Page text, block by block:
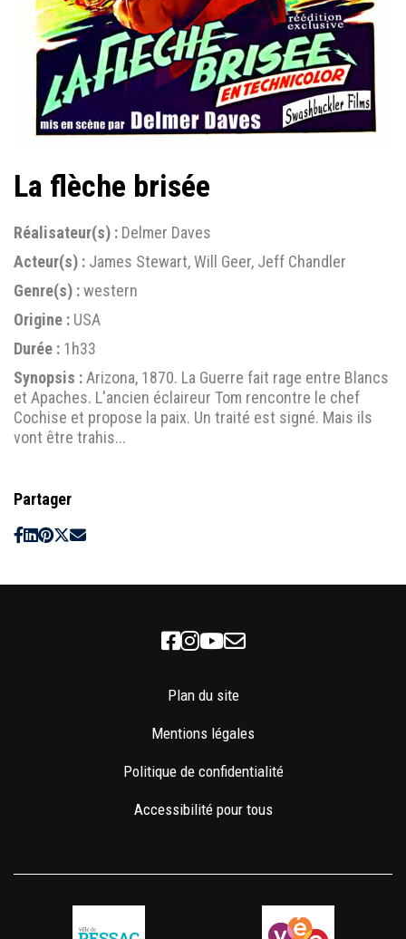
La flèche brisée
Réalisateur(s) : Delmer Daves
Acteur(s) : James Stewart, Will Geer, Jeff Chandler
Genre(s) :western
Origine : USA
Durée : 1h33
Synopsis :Arizona, 1870. La Guerre fait rage entre Blancs
et Apaches. L'ancien éclaireur Tom rencontre le chef
Cochise et propose la paix. Un traité est signé. Mais ils
vont être trahis...
Partager
Facebook
Instagram
Youtube
Newsletter
Plan du site
Mentions légales
Politique de confidentialité
Accessibilité pour tous